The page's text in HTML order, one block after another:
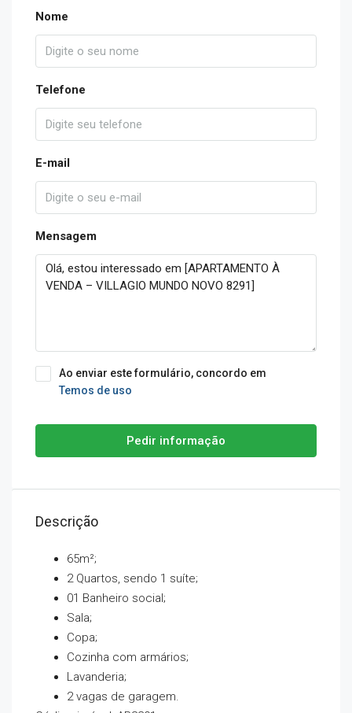
Nome
Telefone
E-mail
Mensagem
Ao enviar este formulário, concordo em
Temos de uso
Pedir informação
Descrição
65m²;
2 Quartos, sendo 1 suíte;
01 Banheiro social;
Sala;
Copa;
Cozinha com armários;
Lavanderia;
2 vagas de garagem.